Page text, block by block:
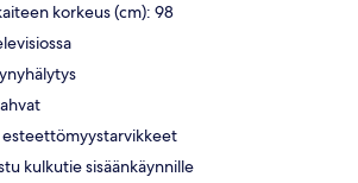
korkeus (cm): 98
esteettömyystarvikkeet
kulkutie sisäänkäynnille